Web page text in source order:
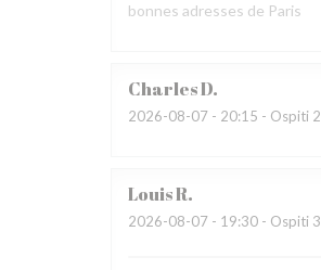
bonnes adresses de Paris
CharlesD
2026-08-07 - 20:15 - Ospiti 2
LouisR
2026-08-07 - 19:30 - Ospiti 3